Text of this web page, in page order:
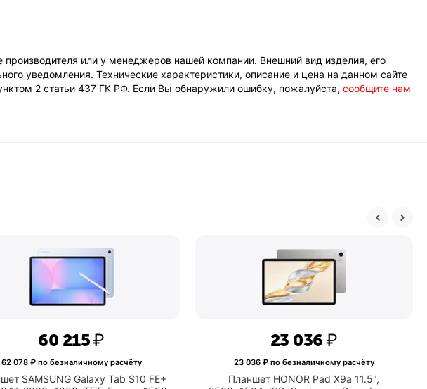
или у менеджеров нашей компании. Внешний вид изделия, его
уведомления. Технические характеристики, описание и цена на данном сайте
2 статьи 437 ГК РФ. Если Вы обнаружили ошибку, пожалуйста, сообщите нам
SAMSUNG Galaxy Tab S10 FE+
60 215₽
62 078₽ по безналичному расчёту
Планшет HONOR Pad X9a 11.5",
23 036₽
23 036₽ по безналичному расчёту